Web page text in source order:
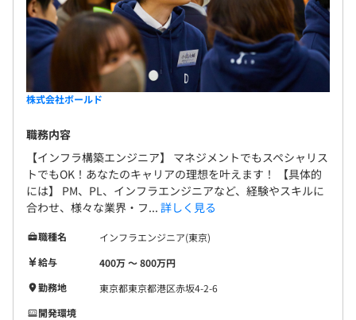
株式会社ボールド
職務内容
【インフラ構築エンジニア】 マネジメントでもスペシャリス
トでもOK！あなたのキャリアの理想を叶えます！ 【具体的
には】 PM、PL、インフラエンジニアなど、経験やスキルに
合わせ、様々な業界・フ... 詳しく見る
職種名
インフラエンジニア(東京)
給与
400万 〜 800万円
勤務地
東京都東京都港区赤坂4-2-6
開発環境